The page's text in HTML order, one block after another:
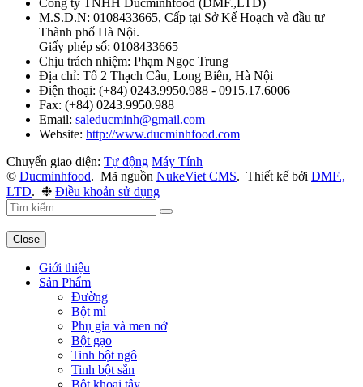
Công ty TNHH Ducminhfood (DMF.,LTD)
M.S.D.N: 0108433665, Cấp tại Sở Kế Hoạch và đầu tư
Thành phố Hà Nội.
Giấy phép số: 0108433665
Chịu trách nhiệm: Phạm Ngọc Trung
Địa chỉ: Tổ 2 Thạch Cầu, Long Biên, Hà Nội
Điện thoại: (+84) 0243.9950.988 - 0915.17.6006
Fax: (+84) 0243.9950.988
Email: saleducminh@gmail.com
Website: http://www.ducminhfood.com
Chuyển giao diện: Tự động Máy Tính
© Ducminhfood. Mã nguồn NukeViet CMS. Thiết kế bởi DMF.,
LTD. ❉ Điều khoản sử dụng
Close
Giới thiệu
Sản Phẩm
Đường
Bột mì
Phụ gia và men nở
Bột gạo
Tinh bột ngô
Tinh bột sắn